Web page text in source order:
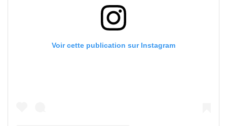
Voir cette publication sur Instagram